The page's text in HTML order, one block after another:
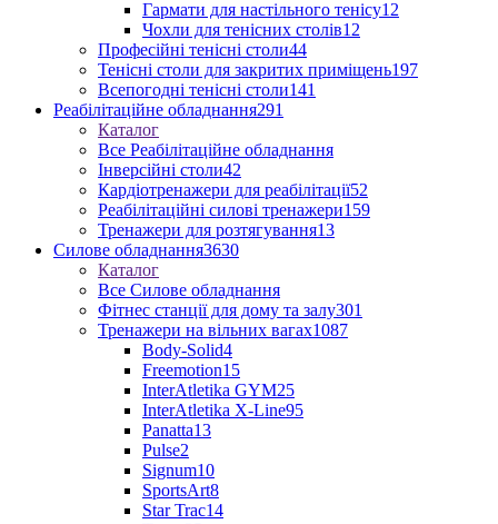
Гармати для настільного тенісу12
Чохли для тенісних столів12
Професійні тенісні столи44
Тенісні столи для закритих приміщень197
Всепогодні тенісні столи141
Реабілітаційне обладнання291
Каталог
Все Реабілітаційне обладнання
Інверсійні столи42
Кардіотренажери для реабілітації52
Реабілітаційні силові тренажери159
Тренажери для розтягування13
Силове обладнання3630
Каталог
Все Силове обладнання
Фітнес станції для дому та залу301
Тренажери на вільних вагах1087
Body-Solid4
Freemotion15
InterAtletika GYM25
InterAtletika X-Line95
Panatta13
Pulse2
Signum10
SportsArt8
Star Trac14